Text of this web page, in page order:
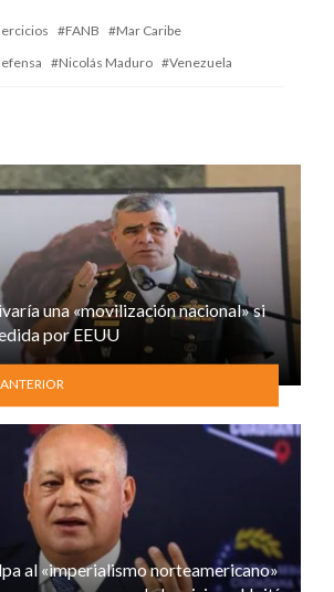
FANB
Mar Caribe
Nicolás Maduro Venezuela
una «movilización nacional» si
por EEUU
al «imperialismo norteamericano»